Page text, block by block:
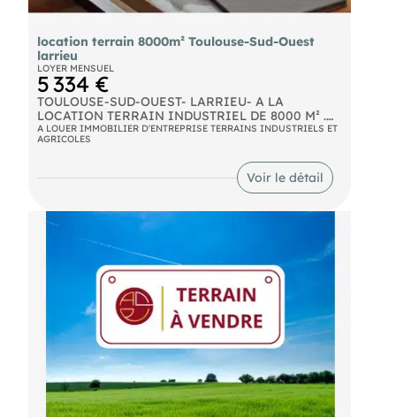
location terrain 8000m² Toulouse-Sud-Ouest
larrieu
LOYER MENSUEL
5 334 €
TOULOUSE-SUD-OUEST- LARRIEU- A LA
LOCATION TERRAIN INDUSTRIEL DE 8000 M² .
Dans une zone tertiaire et dynamique, à proximité
immédiate de la rocade, ce terrain industriel à
louer, bitumé en voirie lourde peut donc recevoir
des gros porteurs. Il est accessible à tous types
d'activités: bureaux, industrie, logistique,
viabilisé et cloturé. D'autres annonces sur notre
site .com
A LOUER IMMOBILIER D'ENTREPRISE TERRAINS INDUSTRIELS ET
AGRICOLES
Voir le détail